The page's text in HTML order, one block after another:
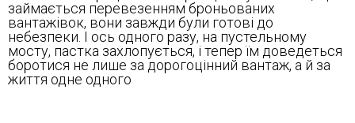
займається перевезенням броньованих
вантажівок, вони завжди були готові до
небезпеки. І ось одного разу, на пустельному
мосту, пастка захлопується, і тепер їм доведеться
боротися не лише за дорогоцінний вантаж, а й за
життя одне одного